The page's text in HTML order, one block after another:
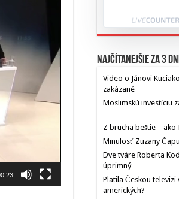
Najčítanejšie za 3
Video o Jánovi
zakázané
Moslimskú investíciu
…
Z brucha beštie –
Minulosť Zuzany
Dve tváre Roberta
úprimný…
Platila Českou
amerických?